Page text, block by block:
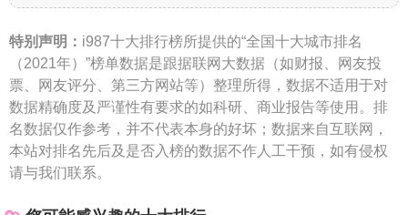
特别声明： i987十大排行榜所提供的“全国十大城市排名
（2021年）”榜单数据是跟据联网大数据（如财报、网友投
票、网友评分、第三方网站等）整理所得，数据不适用于对
数据精确度及严谨性有要求的如科研、商业报告等使用。排
名数据仅作参考，并不代表本身的好坏；数据来自互联网，
本站对排名先后及是否入榜的数据不作人工干预，如有侵权
请与我们联系。